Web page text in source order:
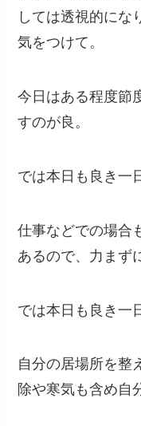
しては透視的にな
気をつけて。
今日はある程度節
すのが良。
では本日も良き一
仕事などでの場合
あるので、力まず
では本日も良き一
自分の居場所を整
除や寒気も含め自